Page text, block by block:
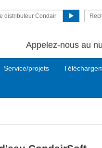
distributeur Condair
Appelez-nous au
Service/projets